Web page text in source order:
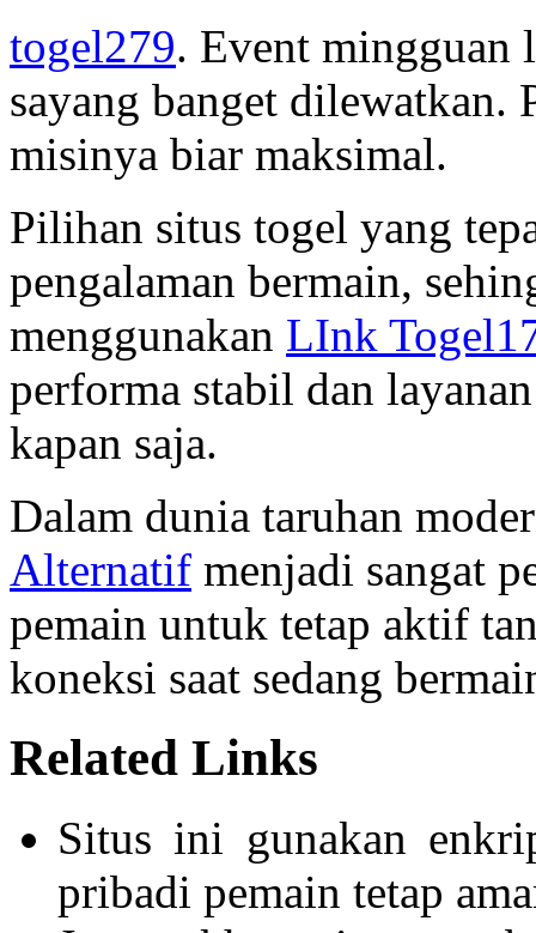
togel279. Event mingguan
sayang banget dilewatkan.
misinya biar maksimal.
Pilihan situs togel yang
pengalaman bermain,
menggunakan LInk
performa stabil dan
kapan saja.
Dalam dunia taruhan
Alternatif menjadi sangat
pemain untuk tetap aktif
koneksi saat sedang
Related Links
Situs ini gunakan
pribadi pemain tetap